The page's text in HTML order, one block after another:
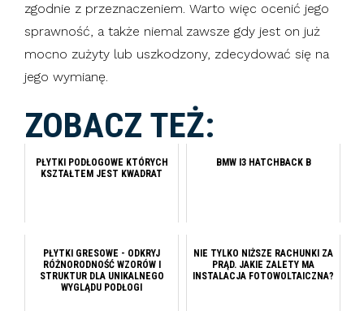
zgodnie z przeznaczeniem. Warto więc ocenić jego
sprawność, a także niemal zawsze gdy jest on już
mocno zużyty lub uszkodzony, zdecydować się na
jego wymianę.
ZOBACZ TEŻ:
PŁYTKI PODŁOGOWE KTÓRYCH
KSZTAŁTEM JEST KWADRAT
BMW I3 HATCHBACK B
PŁYTKI GRESOWE - ODKRYJ
RÓŻNORODNOŚĆ WZORÓW I
STRUKTUR DLA UNIKALNEGO
WYGLĄDU PODŁOGI
NIE TYLKO NIŻSZE RACHUNKI ZA
PRĄD. JAKIE ZALETY MA
INSTALACJA FOTOWOLTAICZNA?